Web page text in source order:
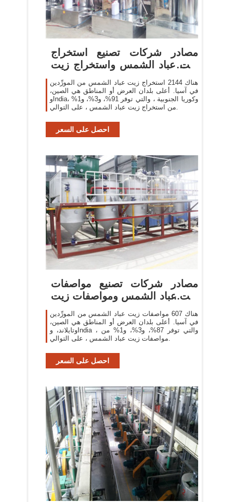
مصادر شركات تصنيع استخراج
زيت عباد الشمس واستخراج زيت
عباد ...
هناك 2144 استخراج زيت عباد الشمس من المورِّدين
في آسيا. أعلى بلدان العرض أو المناطق هي الصين،
وIndia، وكوريا الجنوبية ، والتي توفر 91%، و3%، و1%
من استخراج زيت عباد الشمس ، على التوالي.
احصل على السعر
مصادر شركات تصنيع مواصفات
زيت عباد الشمس ومواصفات زيت
عباد ...
هناك 607 مواصفات زيت عباد الشمس من المورِّدين
في آسيا. أعلى بلدان العرض أو المناطق هي الصين،
وتايلاند، وIndia ، والتي توفر 87%، و3%، و1% من
مواصفات زيت عباد الشمس ، على التوالي.
احصل على السعر